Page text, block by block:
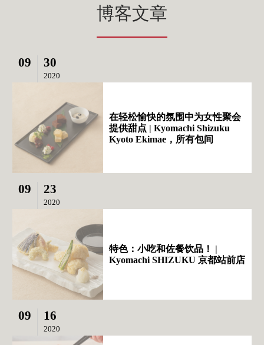
博客文章
09 30
2020
在轻松愉快的氛围中为女性聚会
提供甜点 | Kyomachi Shizuku
Kyoto Ekimae，所有包间
09 23
2020
特色：小吃和佐餐饮品！ |
Kyomachi SHIZUKU 京都站前店
09 16
2020